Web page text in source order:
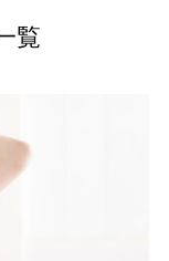
覧